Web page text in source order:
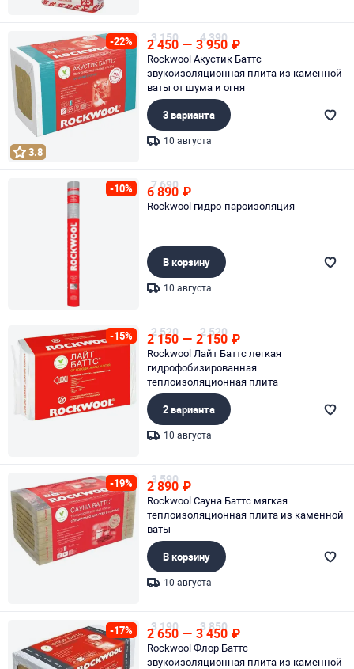
-22%
3.8
3 150
2 450 — 4 390
3 950 ₽
Rockwool Акустик Баттс
звукоизоляционная плита из каменной
ваты от шума и огня
3 варианта
10 августа
-10% 7 690
6 890 ₽
Rockwool гидро-пароизоляция
В корзину
10 августа
-15% 2 520
2 150 — 2 520
2 150 ₽
Rockwool Лайт Баттс легкая
гидрофобизированная
теплоизоляционная плита
2 варианта
10 августа
-19% 3 590
2 890 ₽
Rockwool Сауна Баттс мягкая
теплоизоляционная плита из каменной
ваты
В корзину
10 августа
-17% 3 190
2 650 — 3 850
3 450 ₽
Rockwool Флор Баттс
звукоизоляционная плита из каменной